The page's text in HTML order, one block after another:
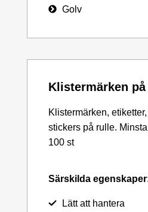
Golv
Klistermärken
Klistermärken,
stickers på rulle.
100 st
Särskilda
Lätt att hantera